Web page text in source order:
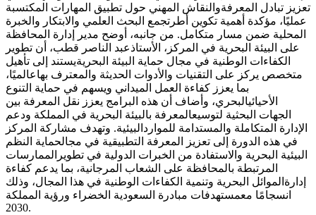
تعزيز تبادل المعرفةوالنقاش المهني حول تطبيق المهارات المكتسبة
عمليًا، مؤكدة أهمية تكوين أطرتجمع البحث العلمي والابتكار والخبرة
المحلية ضمن مسار متكامل. من جانبه، أوضح مدير إدارة المحافظة
على البيئة البحرية في المركز، الأستاذعبد الناصر قطب، أن تطوير
الكفاءات الوطنية في مجال حماية البيئة البحريةيستند إلى تأهيل
متخصص يركز على التقنيات والأدوات الحديثة والمعترف بهاعالميًا،
بما يعزز كفاءة العمل الميداني ويسهم في حماية التنوع
الأحيائيالبحري، وأضاف أن هذه البرامج يعزز نقل المعرفة بين
الجهات البحثية لتوسيعالمعرفة بالبيئة البحرية في المملكة ودعم
الإدارة المتكاملة والمستدامة للمواردالبيئية. وتهدف مشاركة المركز
في هذه الدورة إلى تعزيز المعرفة التطبيقية في مجالحماية النظم
البيئية البحرية والاستفادة من الخبرات الدولية في تطويرالممارسات
المرتبطة بالمحافظة على الشعاب المرجانية، بما يدعم كفاءة
إدارةالموائل البحرية وتنمية الكفاءات الوطنية في هذا المجال، وذلك
انسجامًا معمستهدفات مبادرة السعودية الخضراء ورؤية المملكة
2030.